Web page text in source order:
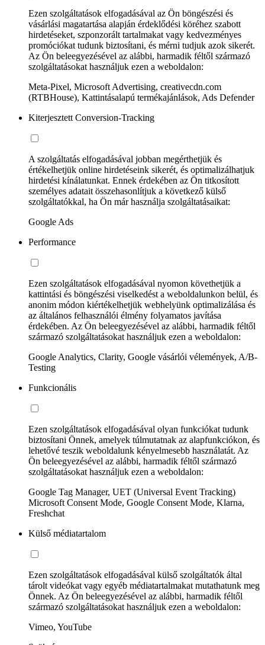
Ezen szolgáltatások elfogadásával az Ön böngészési és
vásárlási magatartása alapján érdeklődési köréhez szabott
hirdetéseket, szponzorált tartalmakat vagy kedvezményes
promóciókat tudunk biztosítani, és mérni tudjuk azok sikerét.
Az Ön beleegyezésével az alábbi, harmadik féltől származó
szolgáltatásokat használjuk ezen a weboldalon:
Meta-Pixel, Microsoft Advertising, creativecdn.com
(RTBHouse), Kattintásalapú termékajánlások, Ads Defender
Kiterjesztett Conversion-Tracking
A szolgáltatás elfogadásával jobban megérthetjük és
értékelhetjük online hirdetéseink sikerét, és optimalizálhatjuk
hirdetési kínálatunkat. Ennek érdekében az Ön titkosított
személyes adatait összehasonlítjuk a következő külső
szolgáltatókkal, ha Ön már használja szolgáltatásaikat:
Google Ads
Performance
Ezen szolgáltatások elfogadásával nyomon követhetjük a
kattintási és böngészési viselkedést a weboldalunkon belül, és
anonim módon kiértékelhetjük webhelyünk optimalizálása és
az általános felhasználói élmény folyamatos javítása
érdekében. Az Ön beleegyezésével az alábbi, harmadik féltől
származó szolgáltatásokat használjuk ezen a weboldalon:
Google Analytics, Clarity, Google vásárlói vélemények, A/B-
Testing
Funkcionális
Ezen szolgáltatások elfogadásával olyan funkciókat tudunk
biztosítani Önnek, amelyek túlmutatnak az alapfunkciókon, és
lehetővé teszik weboldalunk kényelmesebb használatát. Az
Ön beleegyezésével az alábbi, harmadik féltől származó
szolgáltatásokat használjuk ezen a weboldalon:
Google Tag Manager, UET (Universal Event Tracking)
Microsoft Consent Mode, Google Consent Mode, Klarna,
Freshchat
Külső médiatartalom
Ezen szolgáltatások elfogadásával külső szolgáltatók által
tárolt videókat vagy egyéb médiatartalmakat mutathatunk meg
Önnek. Az Ön beleegyezésével az alábbi, harmadik féltől
származó szolgáltatásokat használjuk ezen a weboldalon:
Vimeo, YouTube